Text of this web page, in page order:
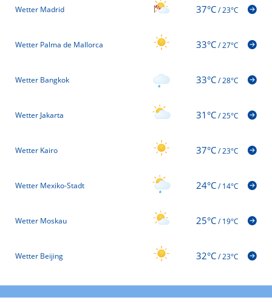
Wetter Madrid 37°C/23°C
Wetter Palma de Mallorca 33°C/27°C
Wetter Bangkok 33°C/28°C
Wetter Jakarta 31°C/25°C
Wetter Kairo 37°C/23°C
Wetter Mexiko-Stadt 24°C/14°C
Wetter Moskau 25°C/19°C
Wetter Beijing 32°C/23°C